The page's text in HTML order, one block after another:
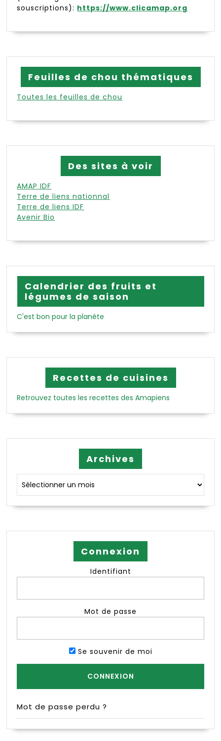
souscriptions): https://www.clicamap.org
Feuilles de chou thématiques
Toutes les feuilles de chou
Des sites à voir
AMAP IDF
Terre de liens nationnal
Terre de liens IDF
Avenir Bio
Calendrier des fruits et
légumes de saison
C'est bon pour la planète
Recettes de cuisines
Retrouvez toutes les recettes des Amapiens
Archives
Connexion
Identifiant
Mot de passe
Se souvenir de moi
Mot de passe perdu ?